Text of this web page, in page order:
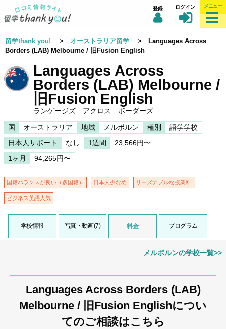
登録 ログイン メニュー
留学thank you! > オーストラリア留学 > Languages Across
Borders (LAB) Melbourne / 旧Fusion English
Languages Across
Borders (LAB) Melbourne /
旧Fusion English
ランゲージズ アクロス ボーダーズ
国 オーストラリア 地域 メルボルン 種別
語学学校
日本人サポート
なし 1週間
23,566円〜
1ヶ月
94,265円〜
国籍バランスが良い（多国籍） 日本人少なめ リーズナブルな授業料
ビジネス英語人気
学校情報 写真・動画(7) 料金 プログラム
メルボルンの学校一覧>>
Languages Across Borders (LAB)
Melbourne / 旧Fusion Englishについ
てのご相談はこちら